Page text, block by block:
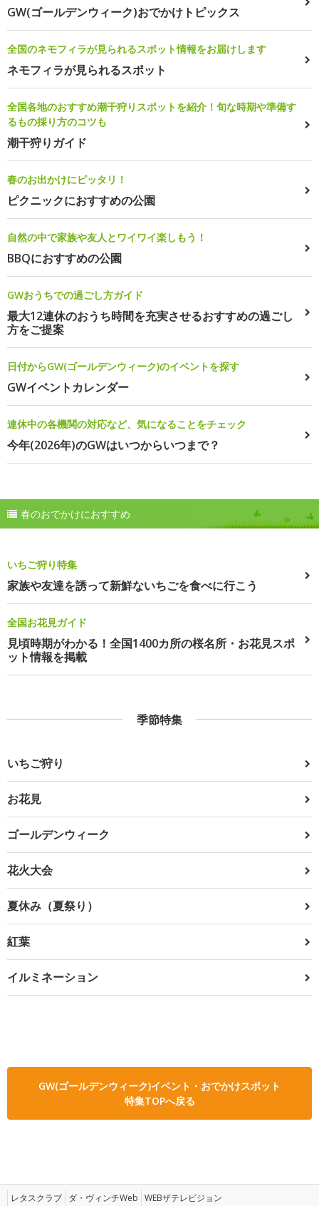
GW(ゴールデンウィーク)おでかけトピックス
全国のネモフィラが見られるスポット情報をお届けします
ネモフィラが見られるスポット
全国各地のおすすめ潮干狩りスポットを紹介！旬な時期や準備す
るもの採り方のコツも
潮干狩りガイド
春のお出かけにピッタリ！
ピクニックにおすすめの公園
自然の中で家族や友人とワイワイ楽しもう！
BBQにおすすめの公園
GWおうちでの過ごし方ガイド
最大12連休のおうち時間を充実させるおすすめの過ごし
方をご提案
日付からGW(ゴールデンウィーク)のイベントを探す
GWイベントカレンダー
連休中の各機関の対応など、気になることをチェック
今年(2026年)のGWはいつからいつまで？
春のおでかけにおすすめ
いちご狩り特集
家族や友達を誘って新鮮ないちごを食べに行こう
全国お花見ガイド
見頃時期がわかる！全国1400カ所の桜名所・お花見スポ
ット情報を掲載
季節特集
いちご狩り
お花見
ゴールデンウィーク
花火大会
夏休み（夏祭り）
紅葉
イルミネーション
GW(ゴールデンウィーク)イベント・おでかけスポット
特集TOPへ戻る
レタスクラブ ダ・ヴィンチWeb WEBザテレビジョン